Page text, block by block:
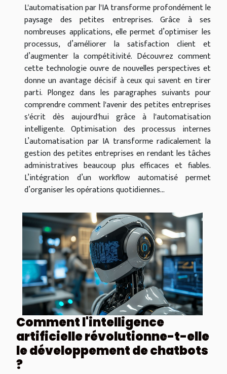
L'automatisation par l'IA transforme profondément le
paysage des petites entreprises. Grâce à ses
nombreuses applications, elle permet d’optimiser les
processus, d’améliorer la satisfaction client et
d’augmenter la compétitivité. Découvrez comment
cette technologie ouvre de nouvelles perspectives et
donne un avantage décisif à ceux qui savent en tirer
parti. Plongez dans les paragraphes suivants pour
comprendre comment l'avenir des petites entreprises
s'écrit dès aujourd'hui grâce à l'automatisation
intelligente. Optimisation des processus internes
L’automatisation par IA transforme radicalement la
gestion des petites entreprises en rendant les tâches
administratives beaucoup plus efficaces et fiables.
L’intégration d’un workflow automatisé permet
d’organiser les opérations quotidiennes...
Comment l'intelligence
artificielle révolutionne-t-elle
le développement de chatbots
?